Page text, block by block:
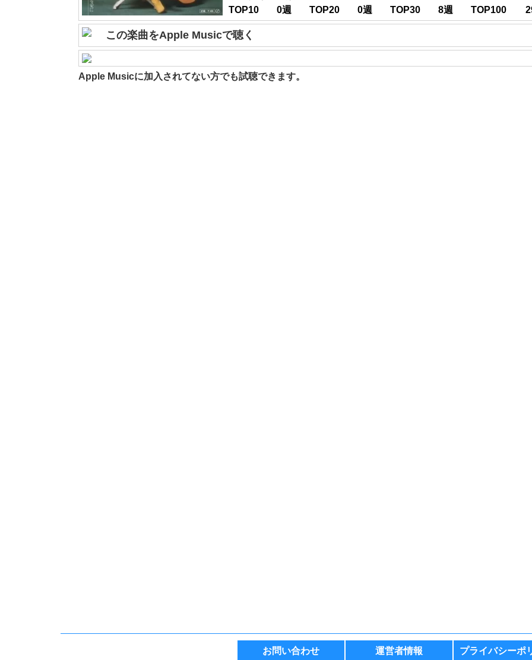
TOP10
0週 TOP20 0週 TOP30 8週 TOP100
この楽曲をApple Musicで聴く
Apple Musicに加入されてない方でも試聴できます。
お問い合わせ 運営者情報 プライバシーポ